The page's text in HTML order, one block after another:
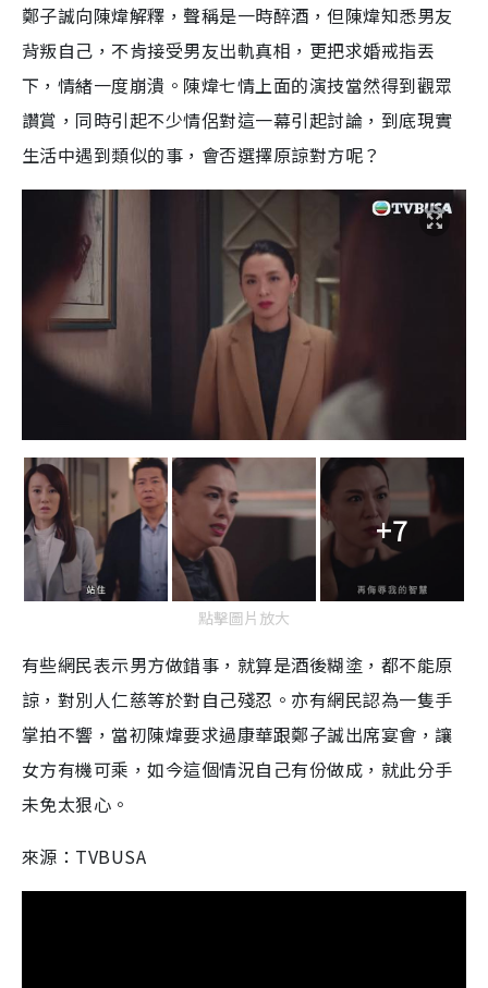
鄭子誠向陳煒解釋，聲稱是一時醉酒，但陳煒知悉男友
背叛自己，不肯接受男友出軌真相，更把求婚戒指丟
下，情緒一度崩潰。陳煒七情上面的演技當然得到觀眾
讚賞，同時引起不少情侶對這一幕引起討論，到底現實
生活中遇到類似的事，會否選擇原諒對方呢？
+7
點擊圖片放大
有些網民表示男方做錯事，就算是酒後糊塗，都不能原
諒，對別人仁慈等於對自己殘忍。亦有網民認為一隻手
掌拍不響，當初陳煒要求過康華跟鄭子誠出席宴會，讓
女方有機可乘，如今這個情況自己有份做成，就此分手
未免太狠心。
來源：TVBUSA